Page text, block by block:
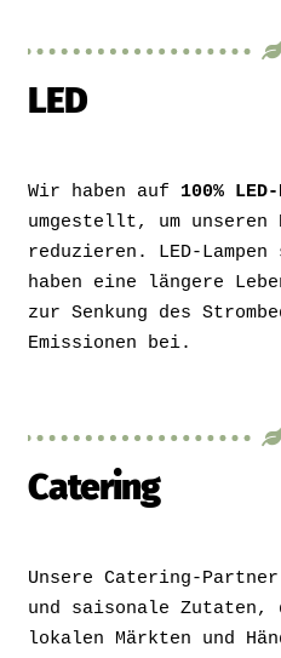
LED
Wir haben auf 100%
umgestellt, um unseren
reduzieren. LED-
haben eine längere
zur Senkung des
Emissionen bei.
Catering
Unsere Catering-
und saisonale Zutaten,
lokalen Märkten und